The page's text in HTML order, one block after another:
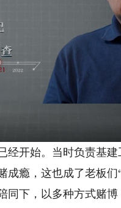
开始。当时负责基建
瘾，这也成了老板们
下，以多种方式赌博